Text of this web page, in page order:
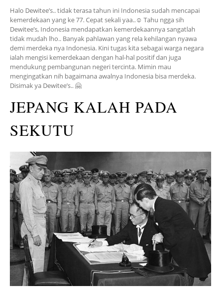
Halo Dewitee’s.. tidak terasa tahun ini Indonesia sudah mencapai
kemerdekaan yang ke 77. Cepat sekali yaa..☺ Tahu ngga sih
Dewitee’s, Indonesia mendapatkan kemerdekaannya sangatlah
tidak mudah lho.. Banyak pahlawan yang rela kehilangan nyawa
demi merdeka nya Indonesia. Kini tugas kita sebagai warga negara
ialah mengisi kemerdekaan dengan hal-hal positif dan juga
mendukung pembangunan negeri tercinta. Mimin mau
mengingatkan nih bagaimana awalnya Indonesia bisa merdeka.
Disimak ya Dewitee’s.. 🤗
JEPANG KALAH PADA
SEKUTU